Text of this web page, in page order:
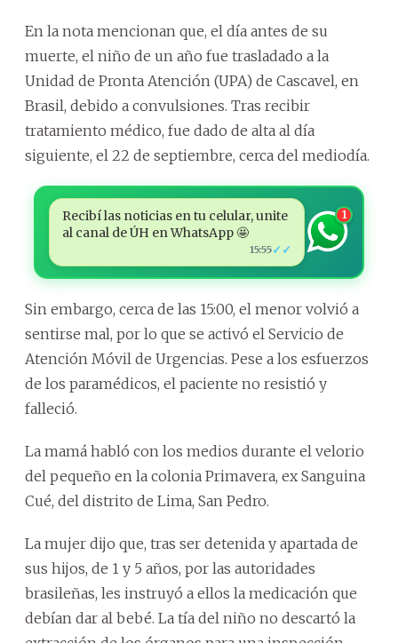
En la nota mencionan que, el día antes de su
muerte, el niño de un año fue trasladado a la
Unidad de Pronta Atención (UPA) de Cascavel, en
Brasil, debido a convulsiones. Tras recibir
tratamiento médico, fue dado de alta al día
siguiente, el 22 de septiembre, cerca del mediodía.
Recibí las noticias en tu celular, unite
al canal de ÚH en WhatsApp 🤩
15:55✓✓
1
Sin embargo, cerca de las 15:00, el menor volvió a
sentirse mal, por lo que se activó el Servicio de
Atención Móvil de Urgencias. Pese a los esfuerzos
de los paramédicos, el paciente no resistió y
falleció.
La mamá habló con los medios durante el velorio
del pequeño en la colonia Primavera, ex Sanguina
Cué, del distrito de Lima, San Pedro.
La mujer dijo que, tras ser detenida y apartada de
sus hijos, de 1 y 5 años, por las autoridades
brasileñas, les instruyó a ellos la medicación que
debían dar al bebé. La tía del niño no descartó la